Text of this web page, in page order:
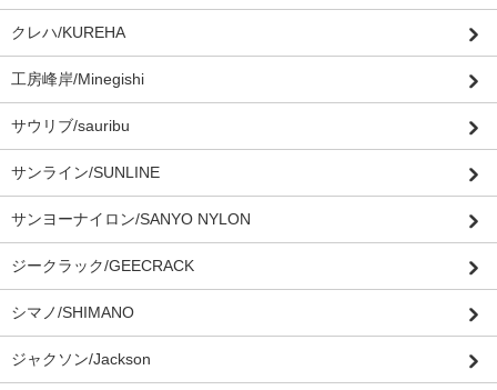
クレハ/KUREHA
工房峰岸/Minegishi
サウリブ/sauribu
サンライン/SUNLINE
サンヨーナイロン/SANYO NYLON
ジークラック/GEECRACK
シマノ/SHIMANO
ジャクソン/Jackson